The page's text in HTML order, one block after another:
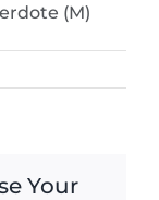
(M)
Your